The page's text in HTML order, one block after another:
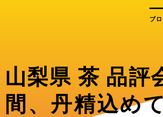
ブ
山梨県 茶 品評
間、丹精込め